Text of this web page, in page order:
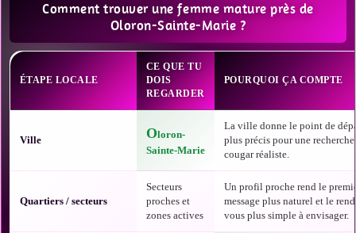
Comment trouver une femme mature près de
Oloron-Sainte-Marie ?
ÉTAPE LOCALE
CE QUE TU
DOIS
REGARDER
POURQUOI ÇA COMPTE
Ville Oloron-
Sainte-Marie
La ville donne le point de
plus précis pour une recherche
cougar réaliste.
Quartiers / secteurs
Secteurs
proches et
zones actives
Un profil proche rend le
message plus naturel et le
vous plus simple à envisager.